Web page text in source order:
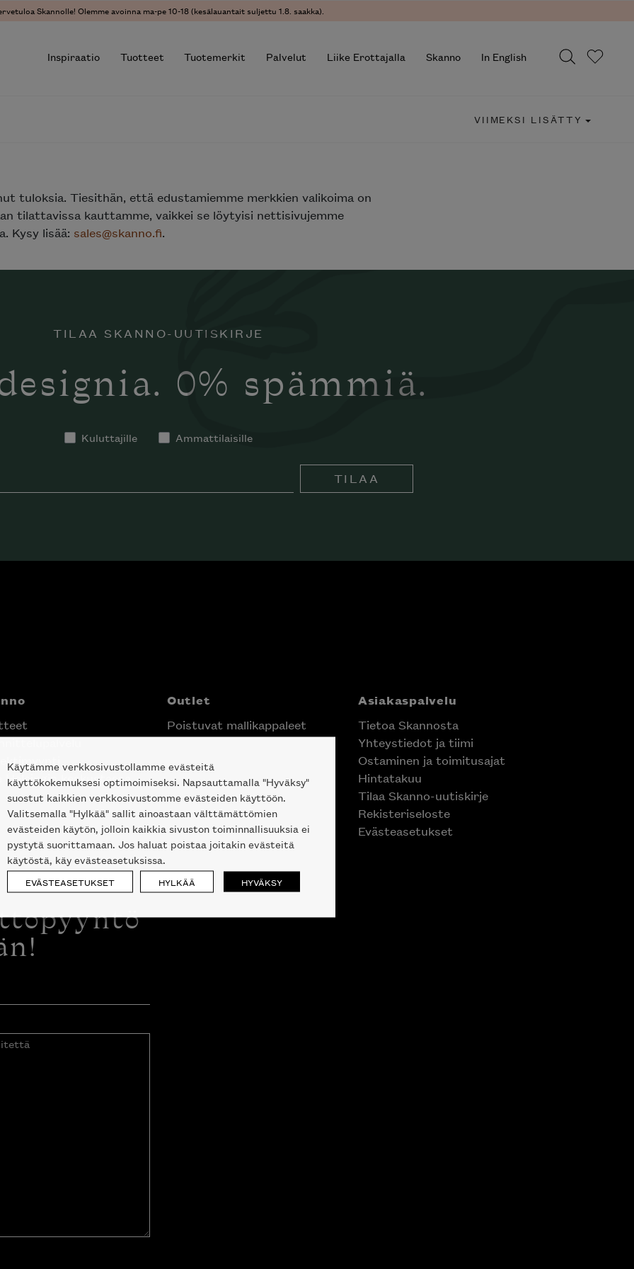
Skannolle! Olemme avoinna ma-pe 10-18 (kesälauantait suljettu 1.8. saakka).
Inspiraatio Tuotteet Tuotemerkit Palvelut Liike Erottajalla Skanno In English
VIIMEKSI LISÄTTY
tuloksia. Tiesithän, että edustamiemme merkkien valikoima on
tilattavissa kauttamme, vaikkei se löytyisi nettisivujemme
Kysy lisää: sales@skanno.fi.
TILAA SKANNO-UUTISKIRJE
0% spämmiä.
Kuluttajille Ammattilaisille
TILAA
Helsingin keskustassa
Outlet
Poistuvat mallikappaleet
Asiakaspalvelu
Tietoa Skannosta
Yhteystiedot ja tiimi
Ostaminen ja toimitusajat
Hintatakuu
Tilaa Skanno-uutiskirje
Rekisteriseloste
Evästeasetukset
Käytämme verkkosivustollamme evästeitä
käyttökokemuksesi optimoimiseksi. Napsauttamalla "Hyväksy"
suostut kaikkien verkkosivustomme evästeiden käyttöön.
Valitsemalla "Hylkää" sallit ainoastaan välttämättömien
evästeiden käytön, jolloin kaikkia sivuston toiminnallisuuksia ei
pystytä suorittamaan. Jos haluat poistaa joitakin evästeitä
käytöstä, käy evästeasetuksissa.
EVÄSTEASETUKSET HYLKÄÄ HYVÄKSY